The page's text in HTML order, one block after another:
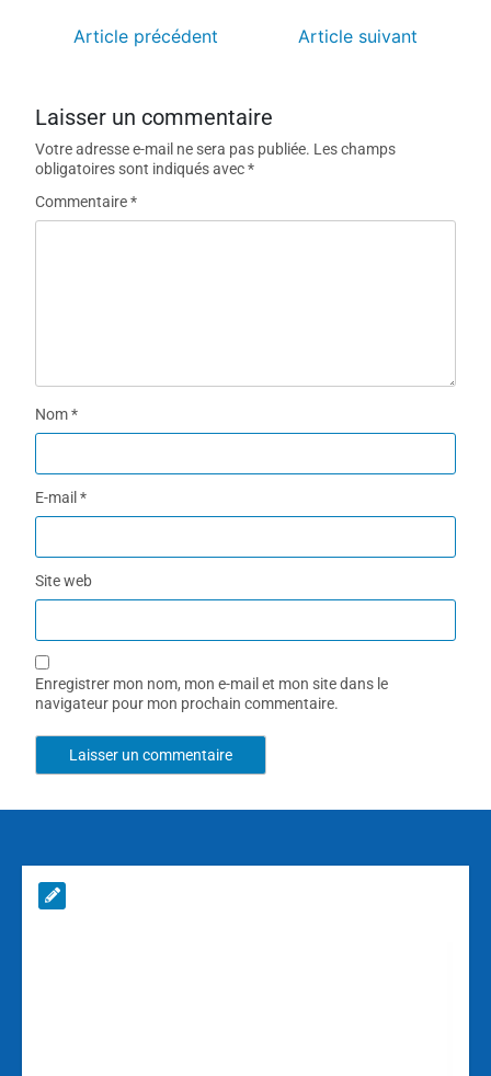
Article précédent Article suivant
Laisser un commentaire
Votre adresse e-mail ne sera pas publiée. Les champs
obligatoires sont indiqués avec*
Commentaire*
Nom*
E-mail*
Site web
Enregistrer mon nom, mon e-mail et mon site dans le
navigateur pour mon prochain commentaire.